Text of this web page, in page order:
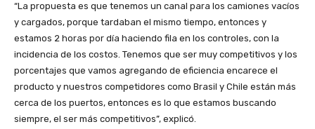
“La propuesta es que tenemos un canal para los camiones vacíos
y cargados, porque tardaban el mismo tiempo, entonces y
estamos 2 horas por día haciendo fila en los controles, con la
incidencia de los costos. Tenemos que ser muy competitivos y los
porcentajes que vamos agregando de eficiencia encarece el
producto y nuestros competidores como Brasil y Chile están más
cerca de los puertos, entonces es lo que estamos buscando
siempre, el ser más competitivos”, explicó.